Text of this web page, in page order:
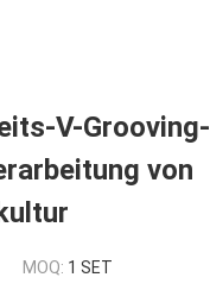
V-Grooving-
von
MOQ: 1 SET